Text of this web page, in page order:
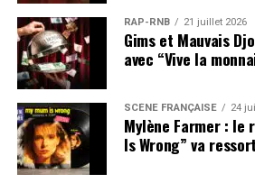
RAP-RNB 21 juillet 2026
Gims et Mauvais
avec “Vive la
SCÈNE FRANÇAISE 24
Mylène Farmer : le
Is Wrong” va